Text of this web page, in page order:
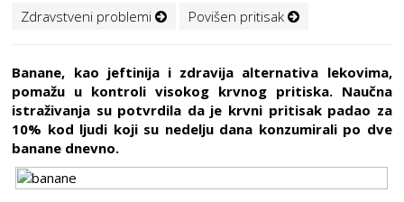
Zdravstveni problemi Povišen pritisak
Banane, kao jeftinija i zdravija alternativa lekovima,
pomažu u kontroli visokog krvnog pritiska. Naučna
istraživanja su potvrdila da je krvni pritisak padao za
10% kod ljudi koji su nedelju dana konzumirali po dve
banane dnevno.